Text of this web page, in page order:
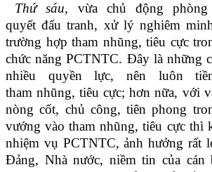
Thứ sáu, vừa chủ động
quyết đấu tranh, xử lý nghiêm
trường hợp tham nhũng, tiêu cực
chức năng PCTNTC. Đây là những
nhiều quyền lực, nên luôn
tham nhũng, tiêu cực; hơn nữa, với
nòng cốt, chủ công, tiên phong
vướng vào tham nhũng, tiêu cực thì
nhiệm vụ PCTNTC, ảnh hưởng rất
Đảng, Nhà nước, niềm tin của cán